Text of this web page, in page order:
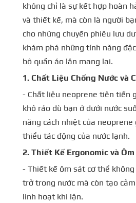
không chỉ là sự kết hợp hoàn
và thiết kế, mà còn là người
cho những chuyến phiêu lưu
khám phá những tính năng
bộ quần áo lặn mang lại.
1. Chất Liệu Chống Nước và
- Chất liệu neoprene tiên tiến
khô ráo dù bạn ở dưới nước
năng cách nhiệt của
thiểu tác động của nước lạnh.
2. Thiết Kế Ergonomic và
- Thiết kế ôm sát cơ thể
trở trong nước mà còn tạo
linh hoạt khi lặn.